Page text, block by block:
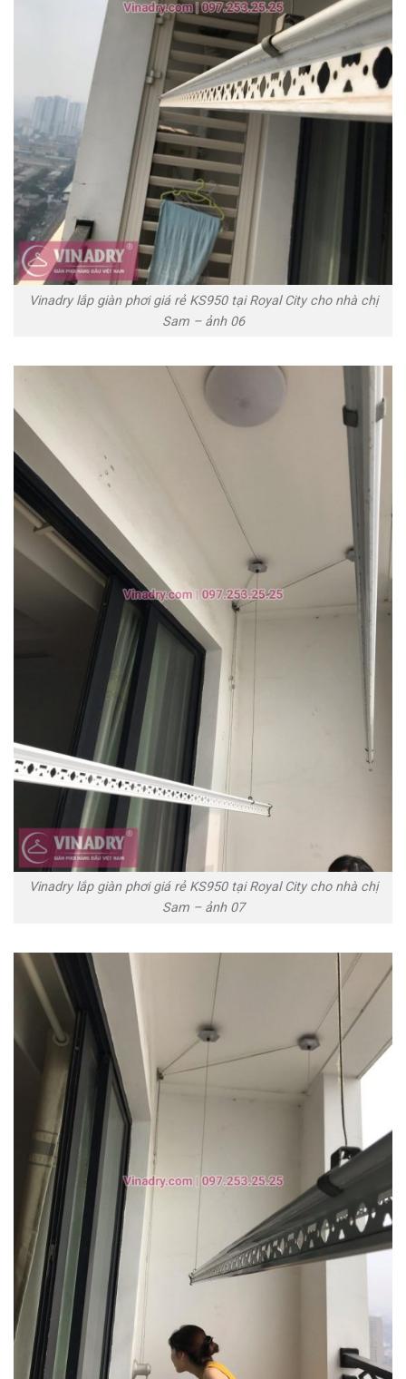
Vinadry lắp giàn phơi giá rẻ KS950 tại Royal City cho nhà chị
Sam – ảnh 06
Vinadry lắp giàn phơi giá rẻ KS950 tại Royal City cho nhà chị
Sam – ảnh 07